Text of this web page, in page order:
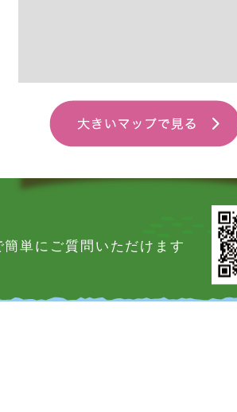
単にご質問いただけます